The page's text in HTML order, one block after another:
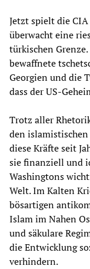
Jetzt spielt die
überwacht eine
türkischen
bewaffnete
Georgien und die
dass der US-
Trotz aller
den
diese Kräfte seit
sie finanziell und
Washingtons
Welt. Im Kalten
bösartigen
Islam im Nahen
und säkulare
die Entwicklung
verhindern.